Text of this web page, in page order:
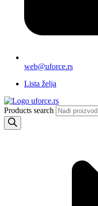
web@uforce.rs
Lista želja
Products search